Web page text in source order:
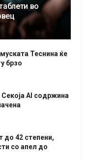
во
Теснина ќе
брзо
AI содржина
до 42 степени,
со апел до